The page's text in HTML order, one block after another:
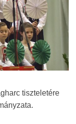
tiszteletére